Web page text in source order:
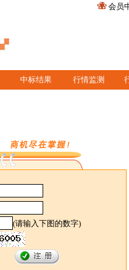
会员
中标结果 行情监测
(请输入下图的数字)